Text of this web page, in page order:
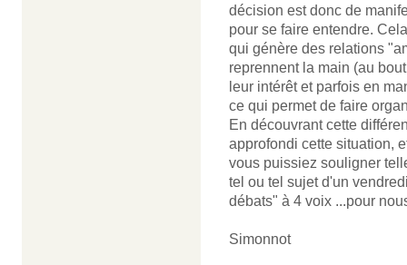
décision est donc de
pour se faire entendre.
qui génère des relations
reprennent la main (au
leur intérêt et parfois en
ce qui permet de faire
En découvrant cette
approfondi cette situation,
vous puissiez souligner
tel ou tel sujet d'un
débats" à 4 voix ...pour
Simonnot